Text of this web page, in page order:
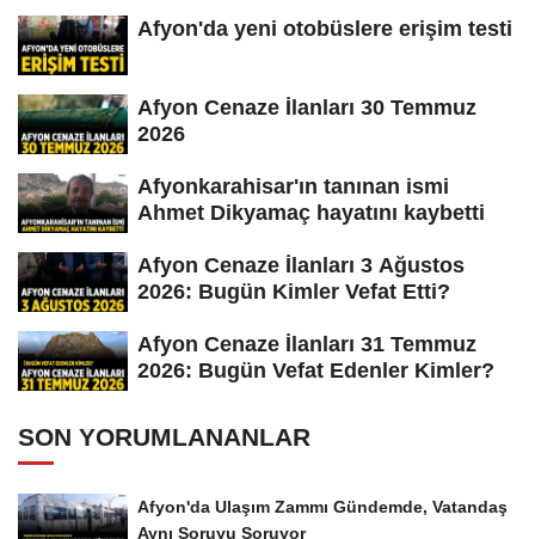
Afyon'da yeni otobüslere erişim testi
Afyon Cenaze İlanları 30 Temmuz
2026
Afyonkarahisar'ın tanınan ismi
Ahmet Dikyamaç hayatını kaybetti
Afyon Cenaze İlanları 3 Ağustos
2026: Bugün Kimler Vefat Etti?
Afyon Cenaze İlanları 31 Temmuz
2026: Bugün Vefat Edenler Kimler?
SON YORUMLANANLAR
Afyon'da Ulaşım Zammı Gündemde, Vatandaş
Aynı Soruyu Soruyor